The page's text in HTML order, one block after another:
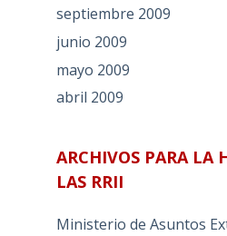
septiembre 2009
junio 2009
mayo 2009
abril 2009
ARCHIVOS PARA LA
LAS RRII
Ministerio de Asuntos